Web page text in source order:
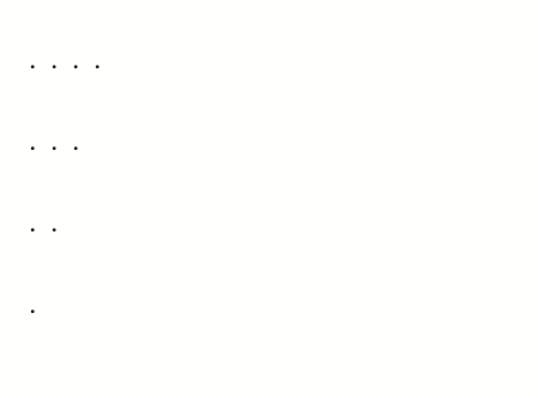
・・・・
・・・
・・
・